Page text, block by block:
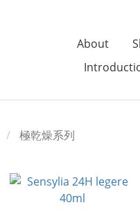
About
極乾燥系列